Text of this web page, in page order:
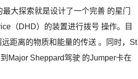
大探索就是设计了一个完善 的星门
（DHD）的装置进行拨号 操作。目
距离的物质和能量的传送 。同时，St
Major Sheppard驾驶 的Jumper卡在